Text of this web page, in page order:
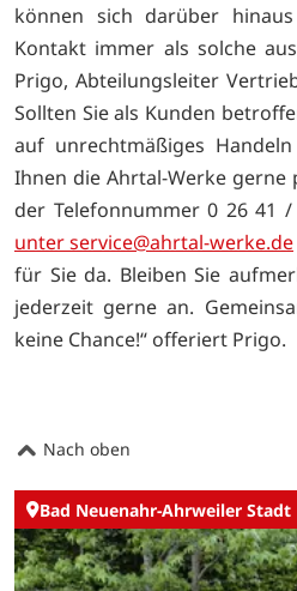
können sich darüber
Kontakt immer als solche
Prigo, Abteilungsleiter
Sollten Sie als Kunden
auf unrechtmäßiges
Ihnen die Ahrtal-Werke
der Telefonnummer 0 26 41
unter service@ahrtal-werke.de
für Sie da. Bleiben Sie
jederzeit gerne an.
keine Chance!“ offeriert Prigo.
Nach oben
Bad Neuenahr-Ahrweiler Stadt